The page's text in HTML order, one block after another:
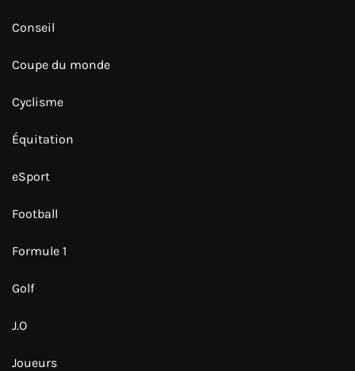
Conseil
Coupe du monde
Cyclisme
Équitation
eSport
Football
Formule 1
Golf
J.O
Joueurs